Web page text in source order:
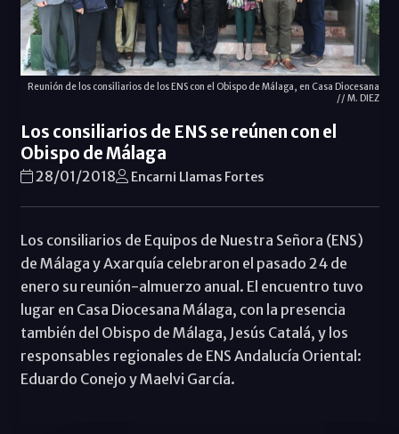
Reunión de los consiliarios de los ENS con el Obispo de Málaga, en Casa Diocesana
// M. DIEZ
Los consiliarios de ENS se reúnen con el
Obispo de Málaga
28/01/2018 Encarni Llamas Fortes
Los consiliarios de Equipos de Nuestra Señora (ENS)
de Málaga y Axarquía celebraron el pasado 24 de
enero su reunión-almuerzo anual. El encuentro tuvo
lugar en Casa Diocesana Málaga, con la presencia
también del Obispo de Málaga, Jesús Catalá, y los
responsables regionales de ENS Andalucía Oriental:
Eduardo Conejo y Maelvi García.